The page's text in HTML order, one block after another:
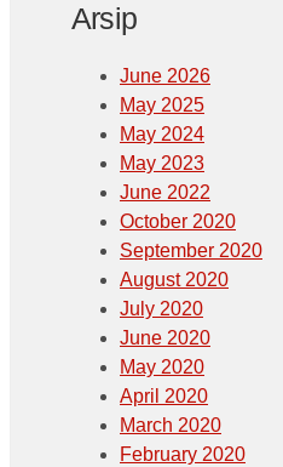
Arsip
June 2026
May 2025
May 2024
May 2023
June 2022
October 2020
September 2020
August 2020
July 2020
June 2020
May 2020
April 2020
March 2020
February 2020